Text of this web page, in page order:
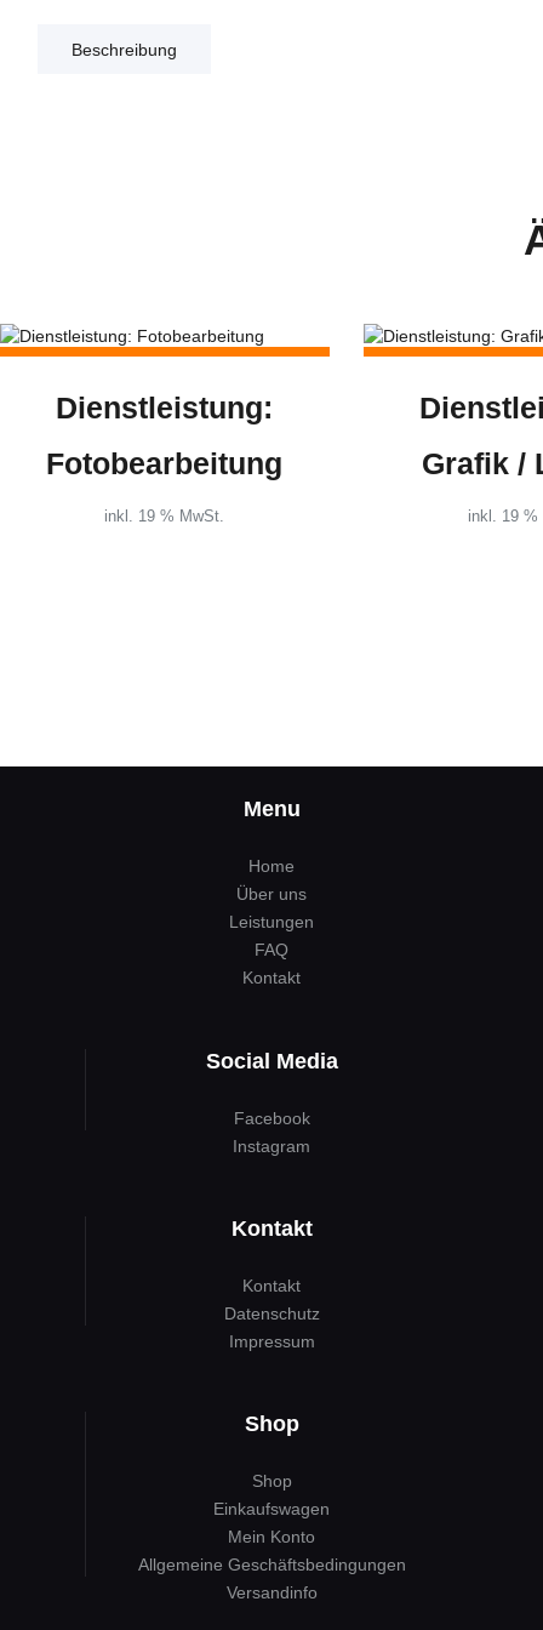
Beschreibung
Dienstleistung:
Fotobearbeitung
inkl. 19 % MwSt.
Grafik /
inkl. 19 %
Menu
Home
Über uns
Leistungen
FAQ
Kontakt
Social Media
Facebook
Instagram
Kontakt
Kontakt
Datenschutz
Impressum
Shop
Shop
Einkaufswagen
Mein Konto
Allgemeine Geschäftsbedingungen
Versandinfo